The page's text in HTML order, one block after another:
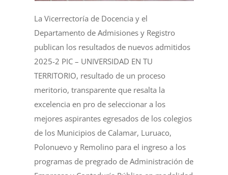
La Vicerrectoría de Docencia y el
Departamento de Admisiones y Registro
publican los resultados de nuevos admitidos
2025-2 PIC – UNIVERSIDAD EN TU
TERRITORIO, resultado de un proceso
meritorio, transparente que resalta la
excelencia en pro de seleccionar a los
mejores aspirantes egresados de los colegios
de los Municipios de Calamar, Luruaco,
Polonuevo y Remolino para el ingreso a los
programas de pregrado de Administración de